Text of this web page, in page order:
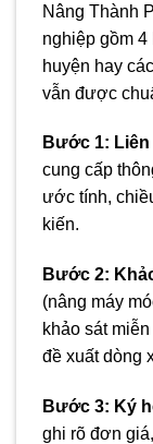
Nâng Thành
nghiệp gồm
huyện hay
vẫn được
Bước 1: Liên
cung cấp
ước tính,
kiến.
Bước 2:
(nâng máy
khảo sát
đề xuất dòng
Bước 3: Ký
ghi rõ đơn